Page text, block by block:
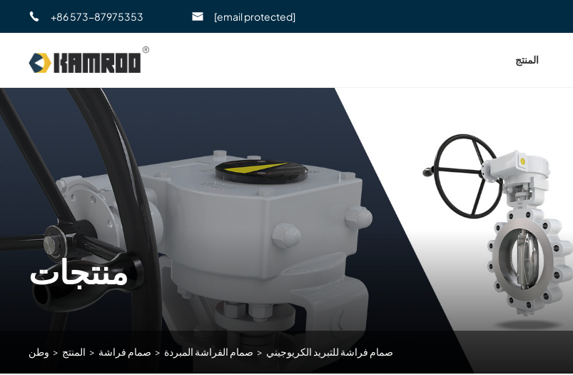
+86 573-87975353 [email protected]
المنتج
منتجات
وطن > المنتج > صمام فراشة > صمام الفراشة المبردة > صمام فراشة للتبريد الكريوجيني